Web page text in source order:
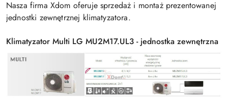
Nasza firma Xdom oferuje sprzedaż i montaż prezentowanej
jednostki zewnętrznej klimatyzatora.
Klimatyzator Multi LG MU2M17.UL3 - jednostka zewnętrzna